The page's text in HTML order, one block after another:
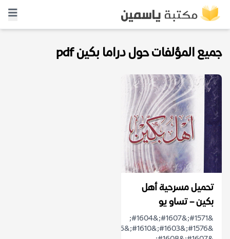
جميع المؤلفات حول دراما بكين pdf
تحميل مسرحية أهل
بكين – تساو يو
&#1571;&#1607;&#1604;